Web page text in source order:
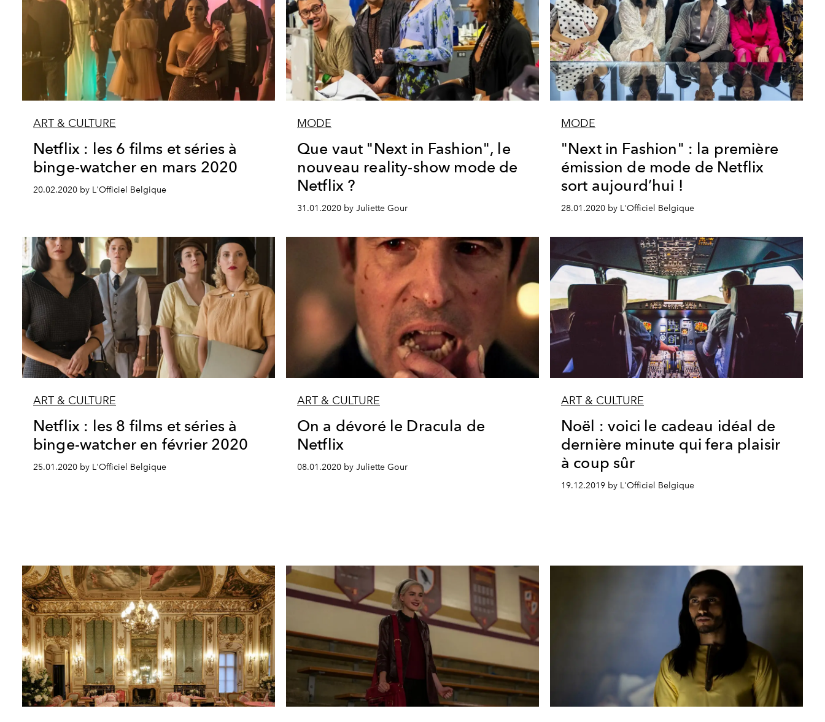
ART & CULTURE
Netflix : les 6 films et séries à
binge-watcher en mars 2020
20.02.2020 by L'Officiel Belgique
MODE
Que vaut "Next in Fashion", le
nouveau reality-show mode de
Netflix ?
31.01.2020 by Juliette Gour
MODE
"Next in Fashion" : la première
émission de mode de Netflix
sort aujourd’hui !
28.01.2020 by L'Officiel Belgique
ART & CULTURE
Netflix : les 8 films et séries à
binge-watcher en février 2020
25.01.2020 by L'Officiel Belgique
ART & CULTURE
On a dévoré le Dracula de
Netflix
08.01.2020 by Juliette Gour
ART & CULTURE
Noël : voici le cadeau idéal de
dernière minute qui fera plaisir
à coup sûr
19.12.2019 by L'Officiel Belgique